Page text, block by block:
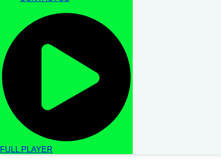
FULL PLAYER